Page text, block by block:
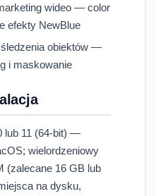
wideo — color
efekty NewBlue
obiektów —
i maskowanie
lub 11 (64-bit) —
wielordzeniowy
(zalecane 16 GB lub
na dysku,